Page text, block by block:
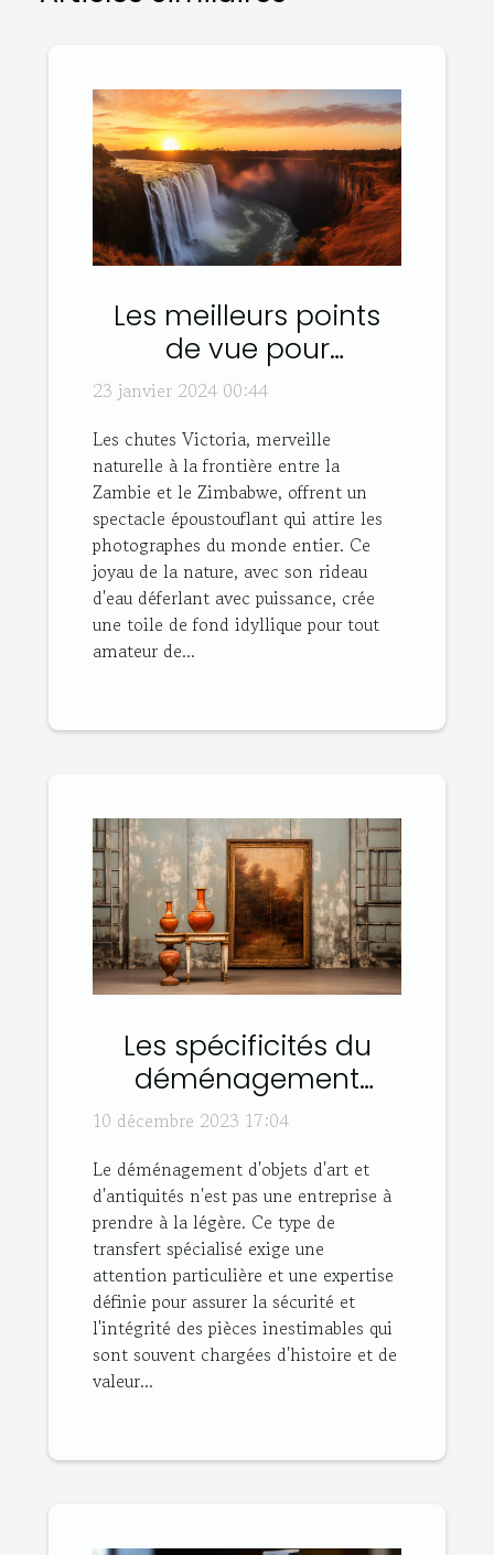
Les meilleurs points
de vue pour
photographier les
23 janvier 2024 00:44
Les chutes Victoria, merveille
naturelle à la frontière entre la
Zambie et le Zimbabwe, offrent un
spectacle époustouflant qui attire les
photographes du monde entier. Ce
joyau de la nature, avec son rideau
d'eau déferlant avec puissance, crée
une toile de fond idyllique pour tout
amateur de...
Les spécificités du
déménagement
d'objets d'art et
10 décembre 2023 17:04
Le déménagement d'objets d'art et
d'antiquités n'est pas une entreprise à
prendre à la légère. Ce type de
transfert spécialisé exige une
attention particulière et une expertise
définie pour assurer la sécurité et
l'intégrité des pièces inestimables qui
sont souvent chargées d'histoire et de
valeur...